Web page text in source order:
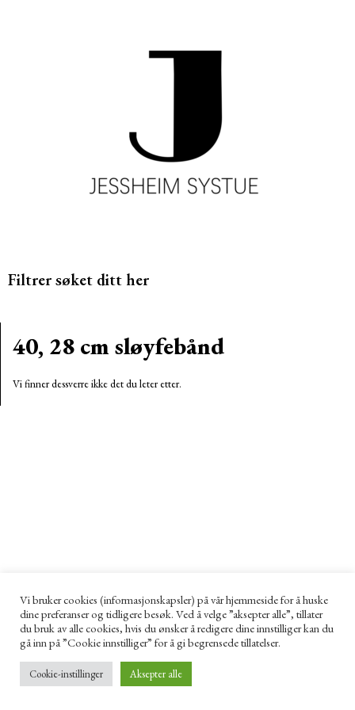
Filtrer søket ditt her
40, 28 cm sløyfebånd
Vi finner dessverre ikke det du leter etter.
Vi bruker cookies (informasjonskapsler) på vår hjemmeside for å huske
dine preferanser og tidligere besøk. Ved å velge ”aksepter alle”, tillater
du bruk av alle cookies, hvis du ønsker å redigere dine innstilliger kan du
gå inn på ”Cookie innstilliger” for å gi begrensede tillatelser.
Cookie-instillinger Aksepter alle